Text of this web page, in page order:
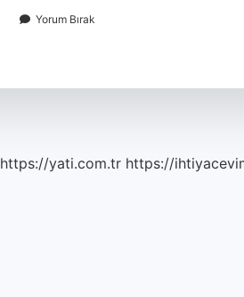
Yorum Bırak
https://yati.com.tr https://